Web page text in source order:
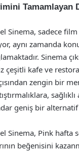
Tamamlayan
Sinema, sadece
aynı zamanda
Sinema
çeşitli kafe ve
zengin bir
sağlıklı
geniş bir
Sinema, Pink hafta
beğenisini